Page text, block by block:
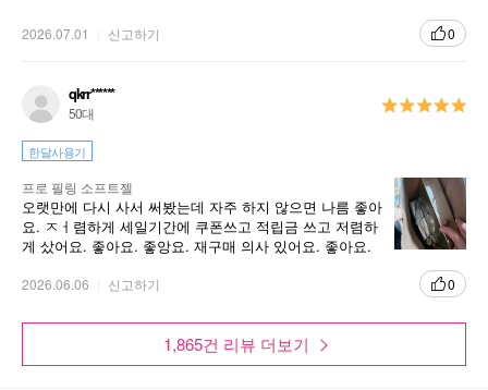
2026.07.01 신고하기 0
qkrr******
50대
한달사용기
프로 필링 소프트젤
오랫만에 다시 사서 써봤는데 자주 하지 않으면 나름 좋아
요. ㅈㅓ렴하게 세일기간에 쿠폰쓰고 적립금 쓰고 저렴하
게 샀어요. 좋아요. 좋앙요. 재구매 의사 있어요. 좋아요.
2026.06.06 신고하기 0
1,865건 리뷰 더보기